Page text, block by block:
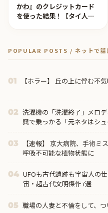
かわ』のクレジットカード
を使った結果！【タイ人の
POPULAR POSTS / ネットで話
01 【ホラー】 丘の上に佇む不
02 洗濯機の「洗濯終了」メロ
興で乗っかる「元ネタはシ
03
【速報】 京大病院、手術
呼吸不可能な植物状態に
04 UFOも古代遺跡も宇宙人の
宙・超古代文明傑作7選
05 職場の人妻と不倫をして、つ